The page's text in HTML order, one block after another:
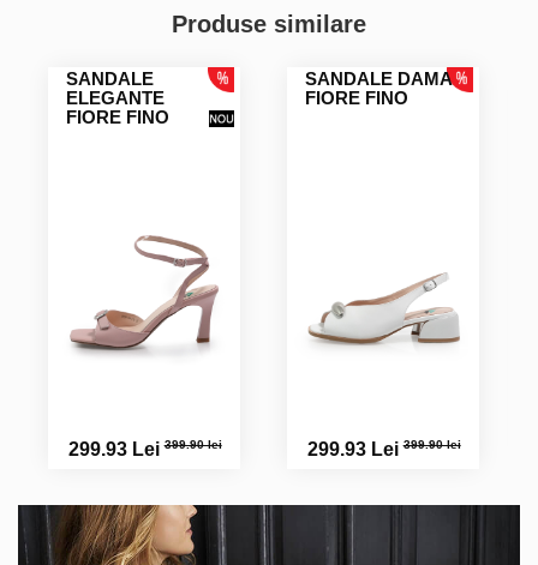
Produse similare
SANDALE
ELEGANTE
FIORE FINO
299.93 Lei399.90 lei
SANDALE DAMA
FIORE FINO
299.93 Lei399.90 lei